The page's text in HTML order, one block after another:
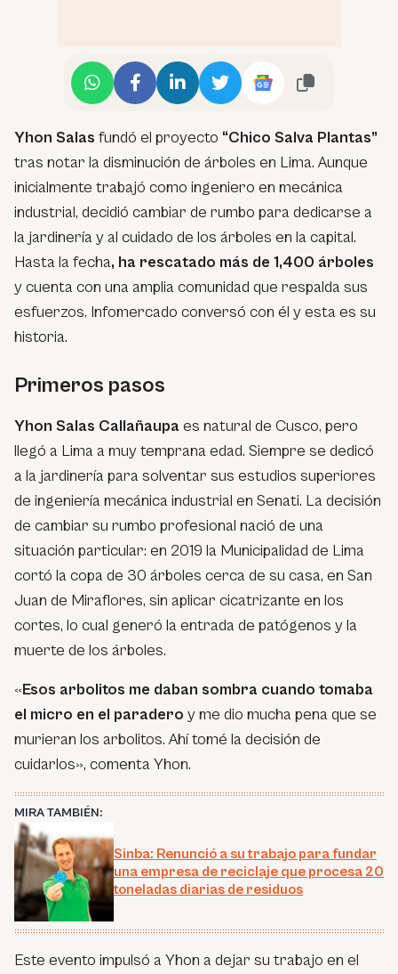
Yhon Salas fundó el proyecto “Chico Salva Plantas”
tras notar la disminución de árboles en Lima. Aunque
inicialmente trabajó como ingeniero en mecánica
industrial, decidió cambiar de rumbo para dedicarse a
la jardinería y al cuidado de los árboles en la capital.
Hasta la fecha, ha rescatado más de 1,400 árboles
y cuenta con una amplia comunidad que respalda sus
esfuerzos. Infomercado conversó con él y esta es su
historia.
Primeros pasos
Yhon Salas Callañaupa es natural de Cusco, pero
llegó a Lima a muy temprana edad. Siempre se dedicó
a la jardinería para solventar sus estudios superiores
de ingeniería mecánica industrial en Senati. La decisión
de cambiar su rumbo profesional nació de una
situación particular: en 2019 la Municipalidad de Lima
cortó la copa de 30 árboles cerca de su casa, en San
Juan de Miraflores, sin aplicar cicatrizante en los
cortes, lo cual generó la entrada de patógenos y la
muerte de los árboles.
«Esos arbolitos me daban sombra cuando tomaba
el micro en el paradero y me dio mucha pena que se
murieran los arbolitos. Ahí tomé la decisión de
cuidarlos», comenta Yhon.
MIRA TAMBIÉN:
Sinba: Renunció a su trabajo para fundar
una empresa de reciclaje que procesa 20
toneladas diarias de residuos
Este evento impulsó a Yhon a dejar su trabajo en el